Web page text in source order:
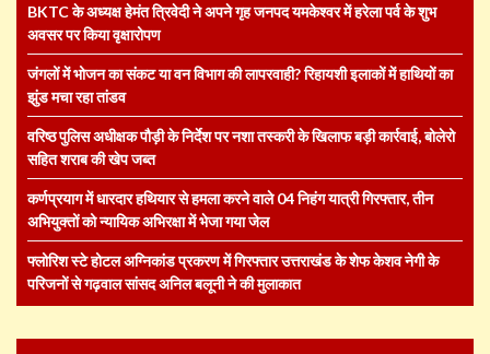
BKTC के अध्यक्ष हेमंत त्रिवेदी ने अपने गृह जनपद यमकेश्वर में हरेला पर्व के शुभ
अवसर पर किया वृक्षारोपण
जंगलों में भोजन का संकट या वन विभाग की लापरवाही? रिहायशी इलाकों में हाथियों का
झुंड मचा रहा तांडव
वरिष्ठ पुलिस अधीक्षक पौड़ी के निर्देश पर नशा तस्करी के खिलाफ बड़ी कार्रवाई, बोलेरो
सहित शराब की खेप जब्त
कर्णप्रयाग में धारदार हथियार से हमला करने वाले 04 निहंग यात्री गिरफ्तार, तीन
अभियुक्तों को न्यायिक अभिरक्षा में भेजा गया जेल
फ्लोरिश स्टे होटल अग्निकांड प्रकरण में गिरफ्तार उत्तराखंड के शेफ केशव नेगी के
परिजनों से गढ़वाल सांसद अनिल बलूनी ने की मुलाकात